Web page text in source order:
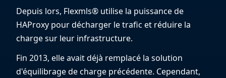
Depuis lors, Flexmls® utilise la puissance de
HAProxy pour décharger le trafic et réduire la
charge sur leur infrastructure.
Fin 2013, elle avait déjà remplacé la solution
d'équilibrage de charge précédente. Cependant,